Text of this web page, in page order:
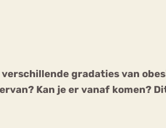
gradaties van
Kan je er vanaf komen?